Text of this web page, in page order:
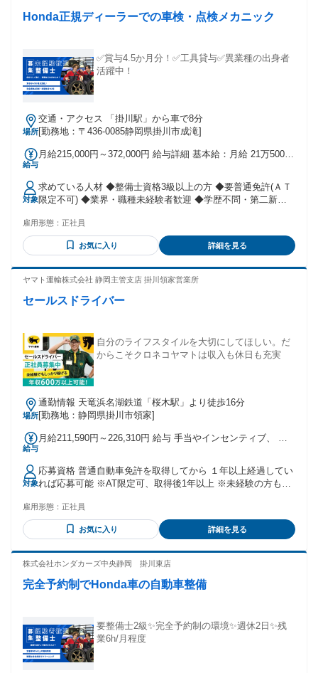
Honda正規ディーラーでの車検・点検メカニック
✅賞与4.5か月分！✅工具貸与✅異業種の出身者
活躍中！
場所
交通・アクセス 「掛川駅」から車で8分
[勤務地：〒436-0085静岡県掛川市成滝]
給与
月給215,000円～372,000円 給与詳細 基本給：月給 21万5000
で支払われる通勤・皆勤・家族手当金額：なし 全員に一律で
支払われるその他手当金額：なし 上記給与は最低限の給与と
なります。 年齢・能力を考慮して決定しますので、 ご安心く
ださいね♪ 昇給・賞与有
対象
求めている人材 ◆整備士資格3級以上の方 ◆要普通免許(ＡＴ
限定不可) ◆業界・職種未経験者歓迎 ◆学歴不問・第二新卒
界へキャリアチェンジしたい方 □夜勤がなく、日勤で働きた
い方 □整備士デビューしたい方 □コツコツと真面目に働ける方
□土日休みが欲しい方 □第二新卒歓迎 □経験不問 ✅ 入社後の
らスタート ・整備の流れを動画＆OJTで学びながら、 先輩の
整備を担当 ・手順に沿った作業なので、 製造業経験も活かせ
雇用形態： 正社員
お気に入り 詳細を見る
ヤマト運輸株式会社 静岡主管支店 掛川領家営業所
セールスドライバー
自分のライフスタイルを大切にしてほしい。だ
からこそクロネコヤマトは収入も休日も充実
場所
通勤情報 天竜浜名湖鉄道「桜木駅」より徒歩16分
[勤務地：静岡県掛川市領家]
給与
月給211,590円～226,310円 給与 手当やインセンティブ、 年
＋インセンティブ ＋地域手当 月収・年収例 30歳、残業25時
間、扶養あり (配偶者+子2人) 入社１年目 月収38万円／年収
481万円 入社５年目 月収41万円／年収599万円 30歳、残業25
時間、独身 入社１年目 月収34万円／年収431万円 入社５年目
用期間中は本採用と同条件 通勤手当 1ヶ月分の定期代相当額
※社内規定による 昇給・昇格 半期に１回の昇給、 １年間に
１回昇格のチャンスあり 賞与 半期賞与年2回 業績及び人事評
価に応じて決定 ※社内規定による
対象
応募資格 普通自動車免許を取得してから １年以上経過してい
れば応募可能 ※AT限定可、取得後1年以上 ※未経験の方も歓
働き始められます
雇用形態： 正社員
お気に入り 詳細を見る
株式会社ホンダカーズ中央静岡 掛川東店
完全予約制でHonda車の自動車整備
要整備士2級✨完全予約制の環境✨週休2日✨残
業6h/月程度